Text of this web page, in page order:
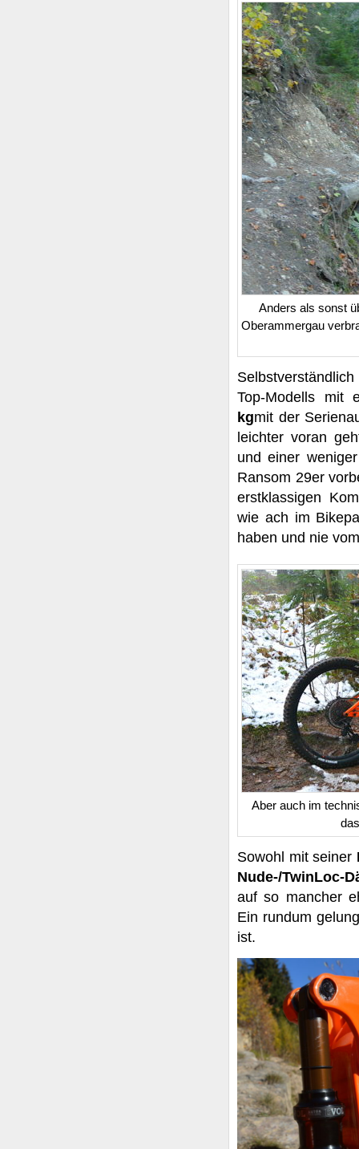
Anders als sonst
Oberammergau
Top-Modells mit
kgmit der
leichter voran
und einer
Ransom 29er
erstklassigen
wie ach im
haben und nie
Aber auch im
Sowohl mit seiner
Nude-/TwinLoc-
auf so mancher
Ein rundum
ist.